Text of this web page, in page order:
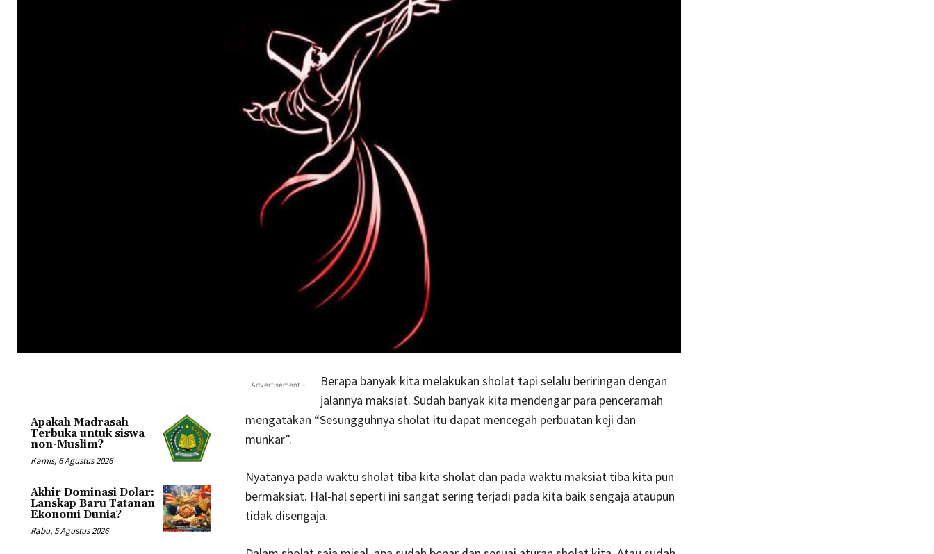
Apakah Madrasah
Terbuka untuk siswa
non-Muslim?
Kamis, 6 Agustus 2026
Akhir Dominasi Dolar:
Lanskap Baru Tatanan
Ekonomi Dunia?
Rabu, 5 Agustus 2026
- Advertisement -
Berapa banyak kita melakukan sholat tapi selalu beriringan dengan
jalannya maksiat. Sudah banyak kita mendengar para penceramah
mengatakan “Sesungguhnya sholat itu dapat mencegah perbuatan keji dan
munkar”.
Nyatanya pada waktu sholat tiba kita sholat dan pada waktu maksiat tiba kita pun
bermaksiat. Hal-hal seperti ini sangat sering terjadi pada kita baik sengaja ataupun
tidak disengaja.